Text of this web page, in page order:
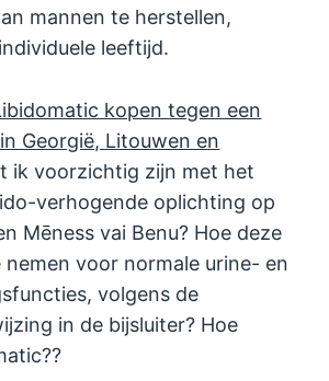
mannen te herstellen,
leeftijd.
kopen tegen een
Georgië, Litouwen en
ik voorzichtig zijn met het
verhogende oplichting op
Mēness vai Benu? Hoe deze
nemen voor normale urine- en
volgens de
in de bijsluiter? Hoe